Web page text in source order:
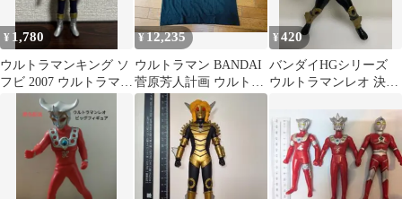
¥ 1,780
ウルトラマンキング ソ
フビ 2007 ウルトラマン
レオ フィギュア
¥12,235
ウルトラマン BANDAI
菅原芳人計画 ウルトラ
マンレオ Ｔシャツ
¥420
バンダイHGシリーズ
ウルトラマンレオ 決
編 ババルウ星人